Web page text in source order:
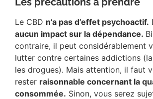
Le CBD n’a pas d’effet psychoactif.
aucun impact sur la dépendance.
contraire, il peut considérablement
lutter contre certaines addictions
les drogues). Mais attention, il faut
rester raisonnable concernant la
consommée. Sinon, vous serez